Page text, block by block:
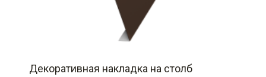
Декоративная накладка на столб